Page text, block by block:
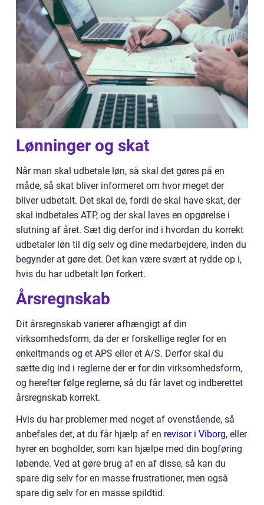
Lønninger og skat
Når man skal udbetale løn, så skal det gøres på en
måde, så skat bliver informeret om hvor meget der
bliver udbetalt. Det skal de, fordi de skal have skat, der
skal indbetales ATP, og der skal laves en opgørelse i
slutning af året. Sæt dig derfor ind i hvordan du korrekt
udbetaler løn til dig selv og dine medarbejdere, inden du
begynder at gøre det. Det kan være svært at rydde op i,
hvis du har udbetalt løn forkert.
Årsregnskab
Dit årsregnskab varierer afhængigt af din
virksomhedsform, da der er forskellige regler for en
enkeltmands og et APS eller et A/S. Derfor skal du
sætte dig ind i reglerne der er for din virksomhedsform,
og herefter følge reglerne, så du får lavet og indberettet
årsregnskab korrekt.
Hvis du har problemer med noget af ovenstående, så
anbefales det, at du får hjælp af en revisor i Viborg, eller
hyrer en bogholder, som kan hjælpe med din bogføring
løbende. Ved at gøre brug af en af disse, så kan du
spare dig selv for en masse frustrationer, men også
spare dig selv for en masse spildtid.